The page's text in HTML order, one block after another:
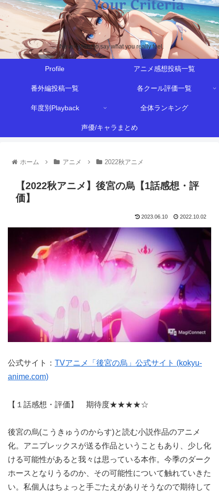
Never afraid to say what you really feel.
Profile アニメ感想投稿一覧
番外編投稿一覧 各クール評価一覧
年度別Playback 全体ランキング
声優/キャラまとめ
ホーム アニメ 2022秋アニメ
【2022秋アニメ】後宮の烏【1話感想・評
価】
2023.06.10 2022.10.02
公式サイト： TVアニメ「後宮の烏」公式サイト (kokyu-
anime.com)
【１話感想・評価】 期待度★★★★☆
後宮の烏(こうきゅうのからす)と読む小説作品のアニメ
化。アニプレックスが送る作品ということもあり、少し化
ける可能性があると我々は思っている本作。今季のダーク
ホースとなりうるのか、その可能性について触れていきた
い。私個人はちょっと手ごたえがありそうなので期待して